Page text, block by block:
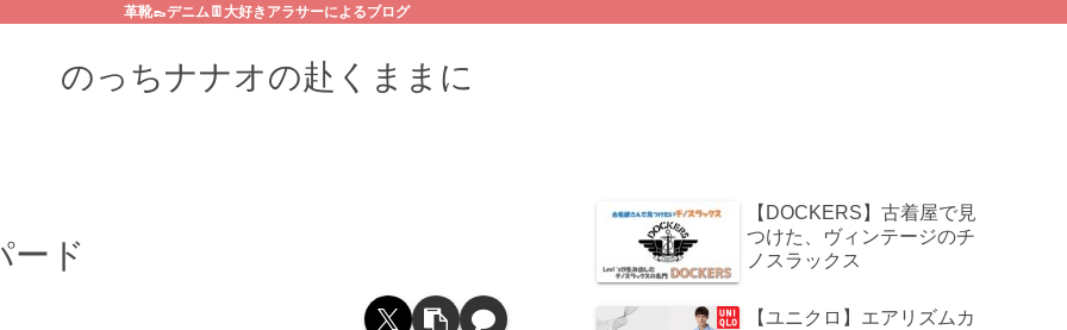
革靴👞デニム👖大好きアラサーによるブログ
のっちナナオの赴くままに
ード
【DOCKERS】古着屋で見
つけた、ヴィンテージのチ
ノスラックス
【ユニクロ】エアリズムカ